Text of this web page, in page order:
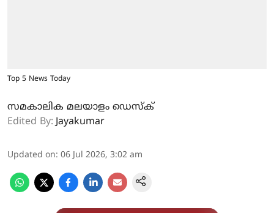
Top 5 News Today
സമകാലിക മലയാളം ഡെസ്ക്
Edited By: Jayakumar
Updated on: 06 Jul 2026, 3:02 am